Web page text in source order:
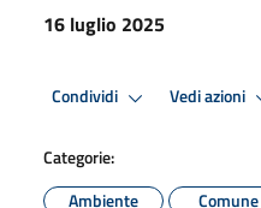
16 luglio 2025
Condividi Vedi azioni
Categorie:
Ambiente
Comune